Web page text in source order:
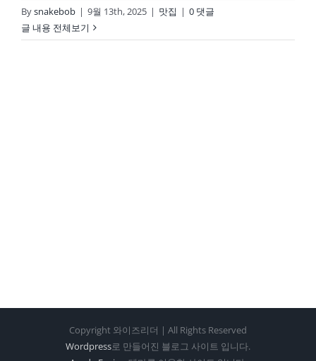
Bysnakebob | 9월 13th, 2025 | 맛집 | 0 댓글
글 내용 전체보기
Copyright 와이즈리더 | All Rights Reserved
Wordpress로 만들어진 블로그 사이트 입니다.